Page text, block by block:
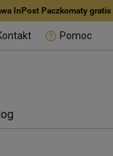
InPost Paczkomaty gratis
Pomoc